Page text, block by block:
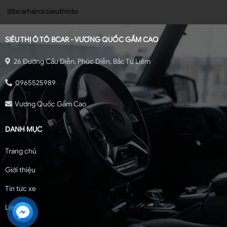
@bcarhanoi.sieuthioto
SIÊU THỊ Ô TÔ BCAR - VƯƠNG QUỐC GẦM CAO
26 Đường Cầu Diễn, Phúc Diễn, Bắc Từ Liêm
0965525989
Vương Quốc Gầm Cao
DANH MỤC
Trang chủ
Giới thiệu
Tin tức xe
Liên hệ